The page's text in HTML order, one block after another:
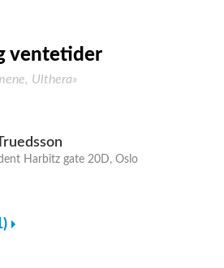
ventetider
Ulthera»
Harbitz gate 20D, Oslo